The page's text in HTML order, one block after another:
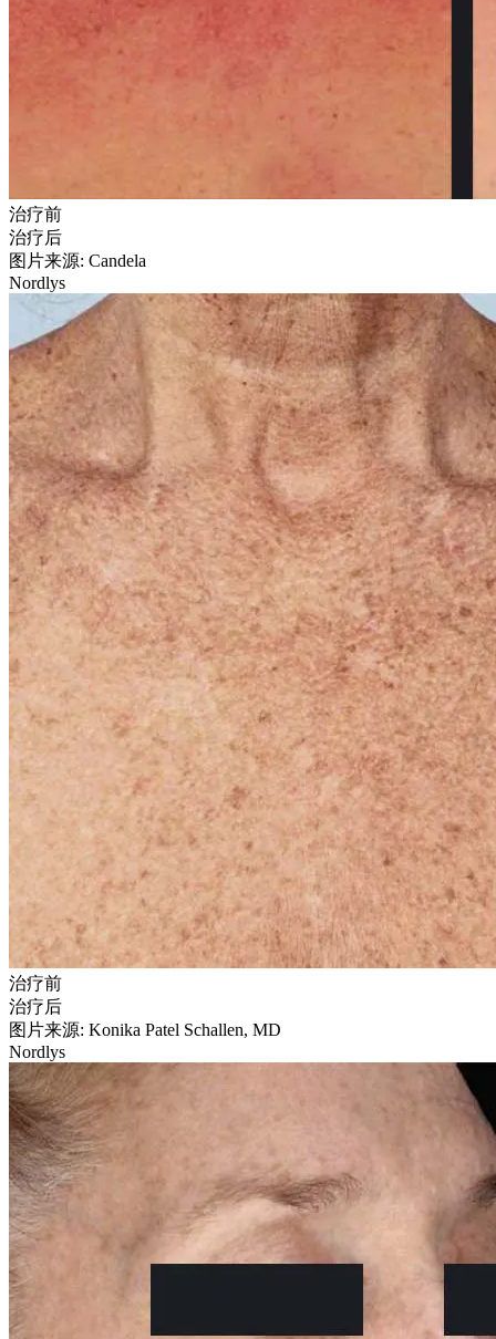
治疗前
治疗后
图片来源: Candela
Nordlys
治疗前
治疗后
图片来源: Konika Patel Schallen, MD
Nordlys